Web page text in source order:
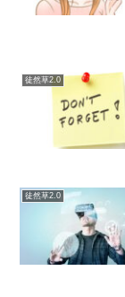
徒然草2.0
徒然草2.0